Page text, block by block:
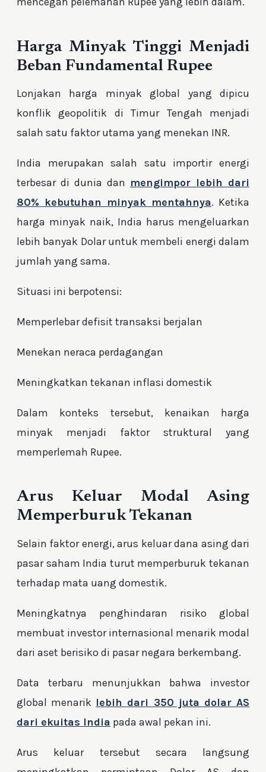
Harga Minyak Tinggi Menjadi
Beban Fundamental Rupee
Lonjakan harga minyak global yang dipicu
konflik geopolitik di Timur Tengah menjadi
salah satu faktor utama yang menekan INR.
India merupakan salah satu importir energi
terbesar di dunia dan mengimpor lebih dari
80% kebutuhan minyak mentahnya. Ketika
harga minyak naik, India harus mengeluarkan
lebih banyak Dolar untuk membeli energi dalam
jumlah yang sama.
Situasi ini berpotensi:
Memperlebar defisit transaksi berjalan
Menekan neraca perdagangan
Meningkatkan tekanan inflasi domestik
Dalam konteks tersebut, kenaikan harga
minyak menjadi faktor struktural yang
memperlemah Rupee.
Arus Keluar Modal Asing
Memperburuk Tekanan
Selain faktor energi, arus keluar dana asing dari
pasar saham India turut memperburuk tekanan
terhadap mata uang domestik.
Meningkatnya penghindaran risiko global
membuat investor internasional menarik modal
dari aset berisiko di pasar negara berkembang.
Data terbaru menunjukkan bahwa investor
global menarik lebih dari 350 juta dolar AS
dari ekuitas India pada awal pekan ini.
Arus keluar tersebut secara langsung